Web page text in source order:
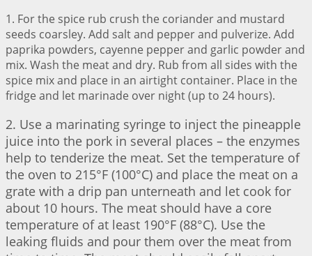
1. For the spice rub crush the coriander and mustard
seeds coarsley. Add salt and pepper and pulverize. Add
paprika powders, cayenne pepper and garlic powder and
mix. Wash the meat and dry. Rub from all sides with the
spice mix and place in an airtight container. Place in the
fridge and let marinade over night (up to 24 hours).
2. Use a marinating syringe to inject the pineapple
juice into the pork in several places – the enzymes
help to tenderize the meat. Set the temperature of
the oven to 215°F (100°C) and place the meat on a
grate with a drip pan unterneath and let cook for
about 10 hours. The meat should have a core
temperature of at least 190°F (88°C). Use the
leaking fluids and pour them over the meat from